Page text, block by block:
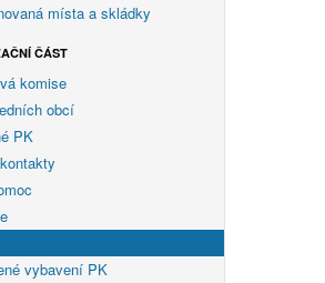
místa a skládky
ČÁST
komise
obcí
PK
vybavení PK